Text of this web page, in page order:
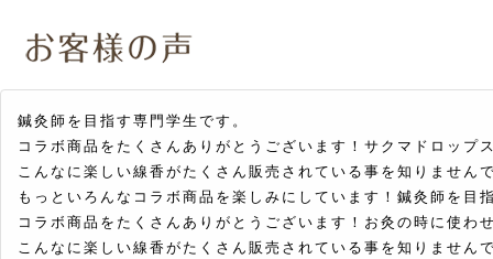
鍼灸師を目指す専門学生です。
コラボ商品をたくさんありがとうございます！サクマドロップ
こんなに楽しい線香がたくさん販売されている事を知りません
もっといろんなコラボ商品を楽しみにしています！鍼灸師を目
コラボ商品をたくさんありがとうございます！お灸の時に使わ
こんなに楽しい線香がたくさん販売されている事を知りません